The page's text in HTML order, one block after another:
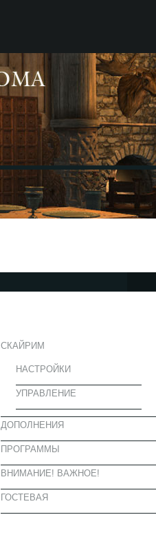
СКАЙРИМ
НАСТРОЙКИ
УПРАВЛЕНИЕ
ДОПОЛНЕНИЯ
ПРОГРАММЫ
ВНИМАНИЕ! ВАЖНОЕ!
ГОСТЕВАЯ